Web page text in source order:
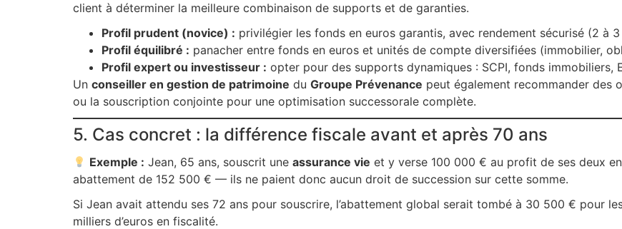
client à déterminer la meilleure combinaison de supports et de garanties.
Profil prudent (novice) : privilégier les fonds en euros garantis, avec rendement sécurisé (2 à
Profil équilibré : panacher entre fonds en euros et unités de compte diversifiées (immobilier,
Profil expert ou investisseur : opter pour des supports dynamiques : SCPI, fonds immobiliers,
Un conseiller en gestion de patrimoine du Groupe Prévenance peut également recommander des
ou la souscription conjointe pour une optimisation successorale complète.
5. Cas concret : la différence fiscale avant et après 70 ans
Exemple : Jean, 65 ans, souscrit uneassurance vie et y verse 100 000 € au profit de ses deux
abattement de 152 500 € — ils ne paient donc aucun droit de succession sur cette somme.
Si Jean avait attendu ses 72 ans pour souscrire, l’abattement global serait tombé à 30 500 € pour
milliers d’euros en fiscalité.